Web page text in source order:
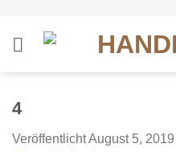
springen
4
VeröffentlichtAugust 5, 2019